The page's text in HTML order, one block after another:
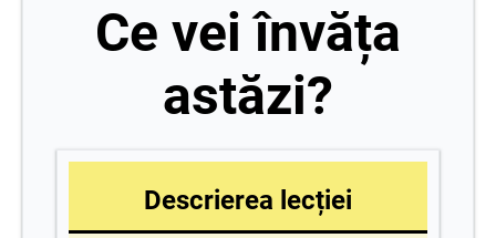
Ce vei învăța
astăzi?
Descrierea lecției